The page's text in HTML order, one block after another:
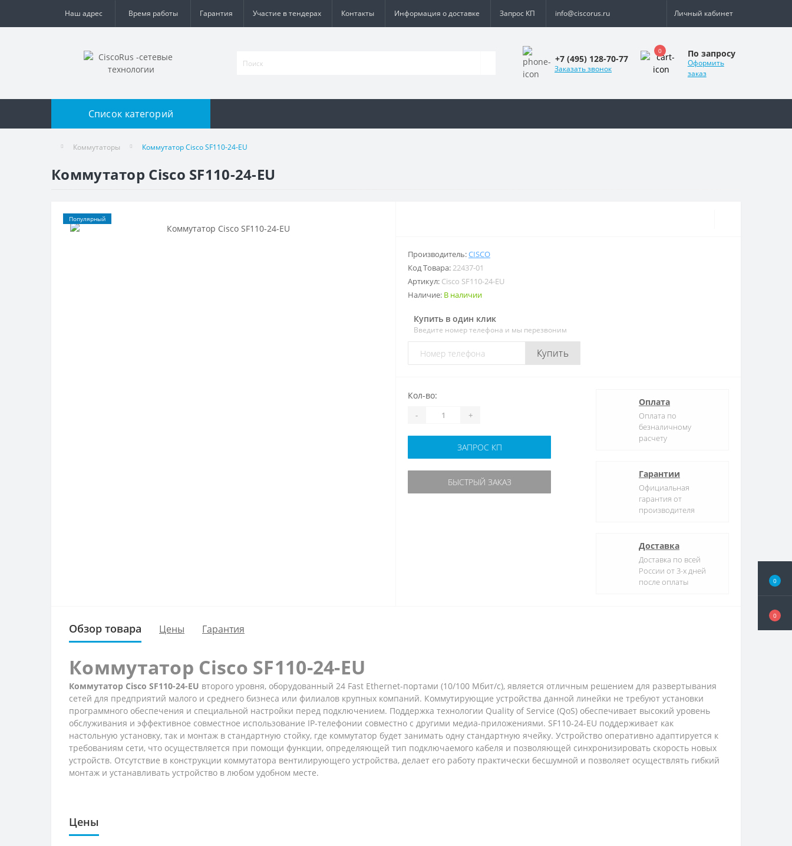
0
0
Наш адрес Время работы Гарантия Участие в тендерах Контакты Информация о доставке Запрос КП info@ciscorus.ru Личный кабинет
+7 (495) 128-70-77
Заказать звонок
0 По запросу
Оформить
заказ
Список категорий
Коммутаторы Коммутатор Cisco SF110-24-EU
Коммутатор Cisco SF110-24-EU
Популярный
Производитель:CISCO
Код Товара:22437-01
Артикул: Cisco SF110-24-EU
Наличие: В наличии
Купить в один клик
Введите номер телефона и мы перезвоним
Купить
Кол-во:
- +
ЗАПРОС КП
БЫСТРЫЙ ЗАКАЗ
Оплата
Оплата по
безналичному
расчету
Гарантии
Официальная
гарантия от
производителя
Доставка
Доставка по всей
России от 3-х дней
после оплаты
Обзор товара Цены Гарантия
Коммутатор Cisco SF110-24-EU
Коммутатор Cisco SF110-24-EU второго уровня, оборудованный 24 Fast Ethernet-портами (10/100 Мбит/с), является отличным решением для развертывания
сетей для предприятий малого и среднего бизнеса или филиалов крупных компаний. Коммутирующие устройства данной линейки не требуют установки
программного обеспечения и специальной настройки перед подключением. Поддержка технологии Quality of Service (QoS) обеспечивает высокий уровень
обслуживания и эффективное совместное использование IP-телефонии совместно с другими медиа-приложениями. SF110-24-EU поддерживает как
настольную установку, так и монтаж в стандартную стойку, где коммутатор будет занимать одну стандартную ячейку. Устройство оперативно адаптируется к
требованиям сети, что осуществляется при помощи функции, определяющей тип подключаемого кабеля и позволяющей синхронизировать скорость новых
устройств. Отсутствие в конструкции коммутатора вентилирующего устройства, делает его работу практически бесшумной и позволяет осуществлять гибкий
монтаж и устанавливать устройство в любом удобном месте.
Цены